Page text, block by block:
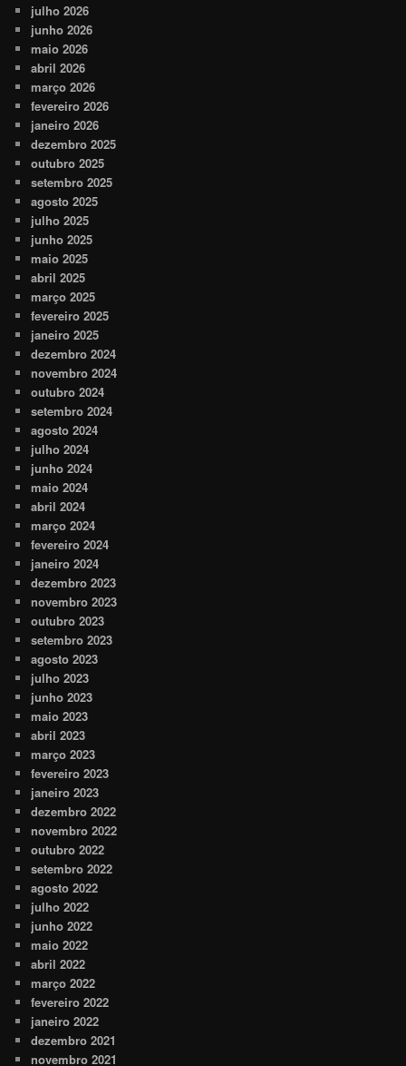
julho 2026
junho 2026
maio 2026
abril 2026
março 2026
fevereiro 2026
janeiro 2026
dezembro 2025
outubro 2025
setembro 2025
agosto 2025
julho 2025
junho 2025
maio 2025
abril 2025
março 2025
fevereiro 2025
janeiro 2025
dezembro 2024
novembro 2024
outubro 2024
setembro 2024
agosto 2024
julho 2024
junho 2024
maio 2024
abril 2024
março 2024
fevereiro 2024
janeiro 2024
dezembro 2023
novembro 2023
outubro 2023
setembro 2023
agosto 2023
julho 2023
junho 2023
maio 2023
abril 2023
março 2023
fevereiro 2023
janeiro 2023
dezembro 2022
novembro 2022
outubro 2022
setembro 2022
agosto 2022
julho 2022
junho 2022
maio 2022
abril 2022
março 2022
fevereiro 2022
janeiro 2022
dezembro 2021
novembro 2021